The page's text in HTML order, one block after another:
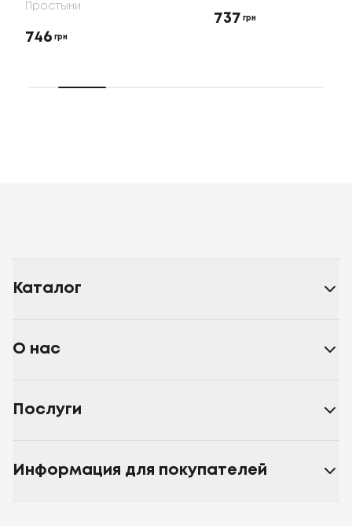
Простыни
746 грн
737 грн
Каталог
О нас
Послуги
Информация для покупателей